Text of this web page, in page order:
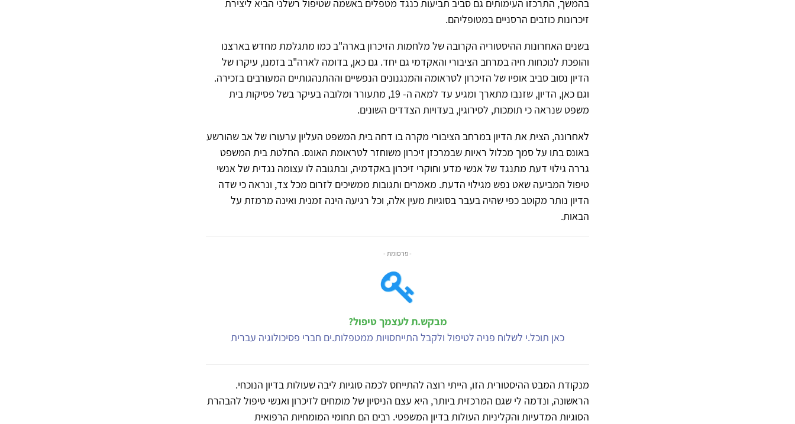
בהמשך, התרכזו העימותים גם סביב תביעות כנגד מטפלים באשמה שטיפול רשלני הביא ליצירת
זיכרונות כוזבים הרסניים במטופליהם.
בשנים האחרונות ההיסטוריה הקרובה של מלחמות הזיכרון בארה"ב כמו מתגלמת מחדש בארצנו
והופכת לנוכחות חיה במרחב הציבורי והאקדמי גם יחד. גם כאן, בדומה לארה"ב בזמנו, עיקרו של
הדיון נסוב סביב אופיו של הזיכרון לטראומה והמנגנונים הנפשיים וההתנהגותיים המעורבים בזכירה.
וגם כאן, הדיון, שזנבו מתארך ומגיע עד למאה ה- 19, מתעורר ומלובה בעיקר בשל פסיקות בית
משפט שנראה כי תומכות, לסירוגין, בעדויות הצדדים השונים.
לאחרונה, הצית את הדיון במרחב הציבורי מקרה בו דחה בית המשפט העליון ערעורו של אב שהורשע
באונס בתו על סמך מכלול ראיות שבמרכזן זיכרון משוחזר לטראומת האונס. החלטת בית המשפט
גררה גילוי דעת מתנגד של אנשי מדע וחוקרי זיכרון באקדמיה, ובתגובה לו עצומה נגדית של אנשי
טיפול המביעה שאט נפש מגילוי הדעת. מאמרים ותגובות ממשיכים לזרום מכל צד, ונראה כי שדה
הדיון נותר מקוטב כפי שהיה בעבר בסוגיות מעין אלה, וכל רגיעה הינה זמנית ואינה מרמזת על
הבאות.
- פרסומת -
מבקש.ת לעצמך טיפול?
כאן תוכל.י לשלוח פניה לטיפול ולקבל התייחסויות ממטפלות.ים חברי פסיכולוגיה עברית
מנקודת המבט ההיסטורית הזו, הייתי רוצה להתייחס לכמה סוגיות ליבה שעולות בדיון הנוכחי.
הראשונה, ונדמה לי שגם המרכזית ביותר, היא עצם הניסיון של מומחים לזיכרון ואנשי טיפול להבהרת
הסוגיות המדעיות והקליניות העולות בדיון המשפטי. רבים הם תחומי המומחיות הרפואית